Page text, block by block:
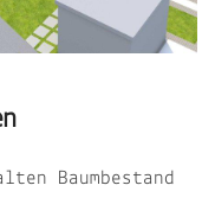
Baumbestand